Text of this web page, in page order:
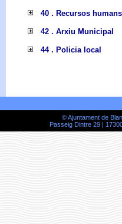
40 . Recursos humans
42 . Arxiu Municipal
44 . Policia local
© Ajuntament de
Passeig Dintre 29 |